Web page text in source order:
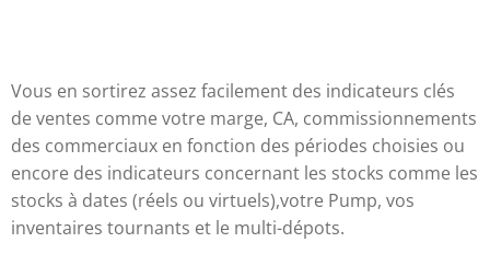
Vous en sortirez assez facilement des indicateurs clés
de ventes comme votre marge, CA, commissionnements
des commerciaux en fonction des périodes choisies ou
encore des indicateurs concernant les stocks comme les
stocks à dates (réels ou virtuels),votre Pump, vos
inventaires tournants et le multi-dépots.